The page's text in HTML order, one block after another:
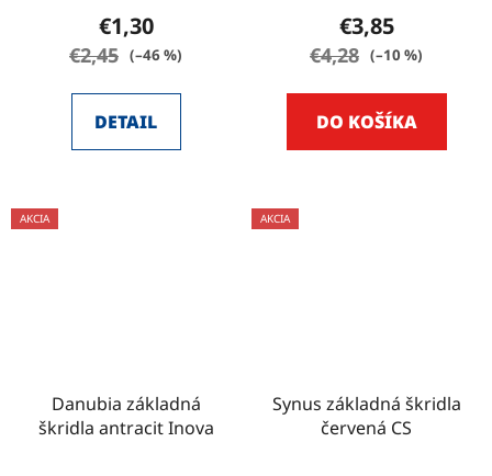
€1,30
€2,45 (–46 %)
DETAIL
€3,85
€4,28 (–10 %)
DO KOŠÍKA
AKCIA
Danubia základná
škridla antracit Inova
AKCIA
Synus základná škridla
červená CS